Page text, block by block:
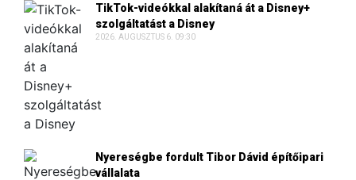
TikTok-videókkal alakítaná át a Disney+
szolgáltatást a Disney
2026. AUGUSZTUS 6. 09:30
Nyereségbe fordult Tibor Dávid építőipari
vállalata